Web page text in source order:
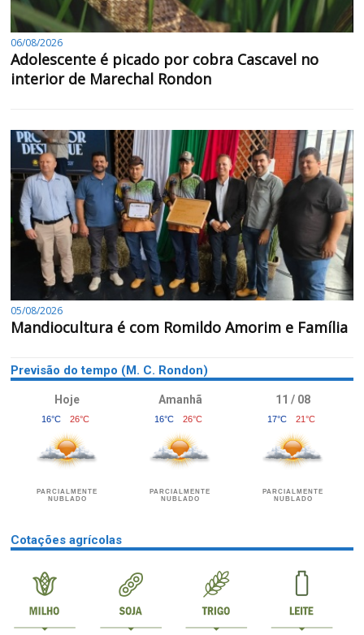
06/08/2026
Adolescente é picado por cobra Cascavel no
interior de Marechal Rondon
05/08/2026
Mandiocultura é com Romildo Amorim e Família
Previsão do tempo (M. C. Rondon)
Hoje
16°C 26°C
PARCIALMENTE
NUBLADO
Amanhã
16°C 26°C
PARCIALMENTE
NUBLADO
11 / 08
17°C 21°C
PARCIALMENTE
NUBLADO
Cotações agrícolas